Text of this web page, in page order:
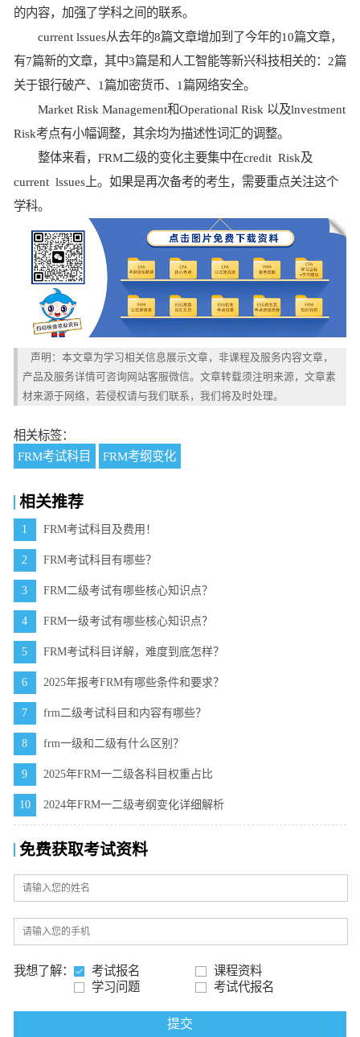
的内容，加强了学科之间的联系。
current lssues从去年的8篇文章增加到了今年的10篇文章，
有7篇新的文章，其中3篇是和人工智能等新兴科技相关的：2篇
关于银行破产、1篇加密货币、1篇网络安全。
Market Risk Management和Operational Risk 以及lnvestment
Risk考点有小幅调整，其余均为描述性词汇的调整。
整体来看，FRM二级的变化主要集中在credit Risk及
current lssues上。如果是再次备考的考生，需要重点关注这个
学科。
声明：本文章为学习相关信息展示文章，非课程及服务内容文章，
产品及服务详情可咨询网站客服微信。文章转载须注明来源，文章素
材来源于网络，若侵权请与我们联系，我们将及时处理。
相关标签：
FRM考试科目
FRM考纲变化
相关推荐
1 FRM考试科目及费用！
2 FRM考试科目有哪些？
3 FRM二级考试有哪些核心知识点？
4 FRM一级考试有哪些核心知识点？
5 FRM考试科目详解，难度到底怎样？
6 2025年报考FRM有哪些条件和要求？
7 frm二级考试科目和内容有哪些？
8 frm一级和二级有什么区别？
9 2025年FRM一二级各科目权重占比
10 2024年FRM一二级考纲变化详细解析
免费获取考试资料
我想了解： 考试报名
课程资料
学习问题
考试代报名
提交